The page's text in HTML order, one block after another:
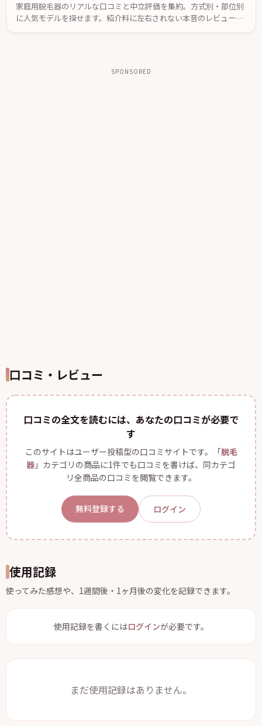
家庭用脱毛器のリアルな口コミと中立評価を集約。方式別・部位別
に人気モデルを探せます。紹介料に左右されない本音のレビュー
で、自分に合う一台を選べます。
SPONSORED
口コミ・レビュー
口コミの全文を読むには、あなたの口コミが必要で
す
このサイトはユーザー投稿型の口コミサイトです。「脱毛
器 」カテゴリの商品に1件でも口コミを書けば、同カテゴ
リ全商品の口コミを閲覧できます。
無料登録する ログイン
使用記録
使ってみた感想や、1週間後・1ヶ月後の変化を記録できます。
使用記録を書くにはログインが必要です。
まだ使用記録はありません。